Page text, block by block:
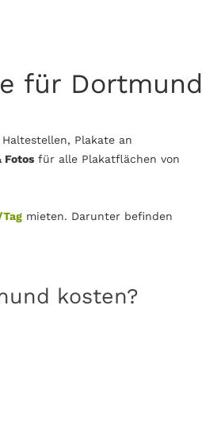
für Dortmund
Plakate an
Fotos für alle Plakatflächen von
mieten. Darunter befinden
kosten?